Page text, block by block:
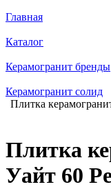
Главная
Каталог
Керамогранит бренды
Керамогранит солид
Плитка
Плитка
Уайт 60